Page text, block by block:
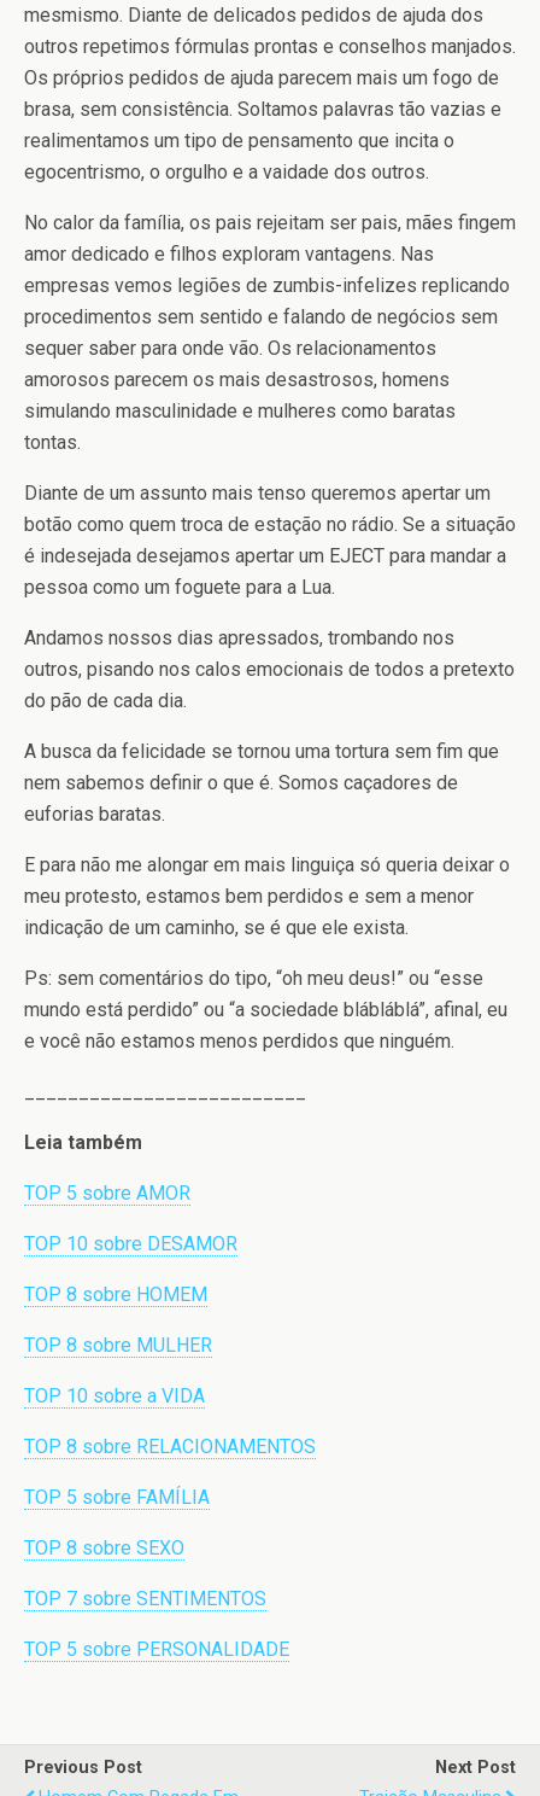
mesmismo. Diante de delicados pedidos de ajuda dos
outros repetimos fórmulas prontas e conselhos manjados.
Os próprios pedidos de ajuda parecem mais um fogo de
brasa, sem consistência. Soltamos palavras tão vazias e
realimentamos um tipo de pensamento que incita o
egocentrismo, o orgulho e a vaidade dos outros.
No calor da família, os pais rejeitam ser pais, mães fingem
amor dedicado e filhos exploram vantagens. Nas
empresas vemos legiões de zumbis-infelizes replicando
procedimentos sem sentido e falando de negócios sem
sequer saber para onde vão. Os relacionamentos
amorosos parecem os mais desastrosos, homens
simulando masculinidade e mulheres como baratas
tontas.
Diante de um assunto mais tenso queremos apertar um
botão como quem troca de estação no rádio. Se a situação
é indesejada desejamos apertar um EJECT para mandar a
pessoa como um foguete para a Lua.
Andamos nossos dias apressados, trombando nos
outros, pisando nos calos emocionais de todos a pretexto
do pão de cada dia.
A busca da felicidade se tornou uma tortura sem fim que
nem sabemos definir o que é. Somos caçadores de
euforias baratas.
E para não me alongar em mais linguiça só queria deixar o
meu protesto, estamos bem perdidos e sem a menor
indicação de um caminho, se é que ele exista.
Ps: sem comentários do tipo, “oh meu deus!” ou “esse
mundo está perdido” ou “a sociedade blábláblá”, afinal, eu
e você não estamos menos perdidos que ninguém.
Leia também
TOP 5 sobre AMOR
TOP 10 sobre DESAMOR
TOP 8 sobre HOMEM
TOP 8 sobre MULHER
TOP 10 sobre a VIDA
TOP 8 sobre RELACIONAMENTOS
TOP 5 sobre FAMÍLIA
TOP 8 sobre SEXO
TOP 7 sobre SENTIMENTOS
TOP 5 sobre PERSONALIDADE
Previous Post
Next Post